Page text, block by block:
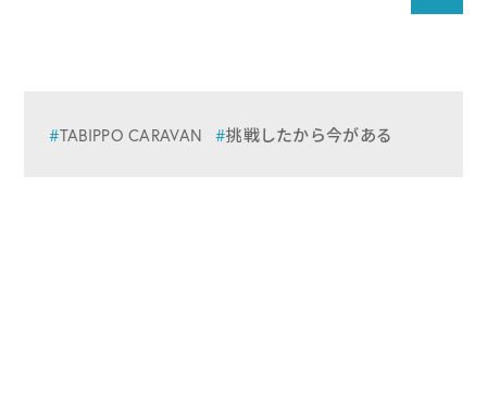
TABIPPO CARAVAN 挑戦したから今がある